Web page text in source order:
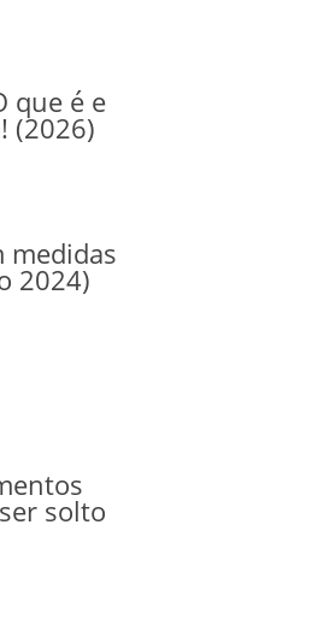
que é e
(2026)
medidas
2024)
solto